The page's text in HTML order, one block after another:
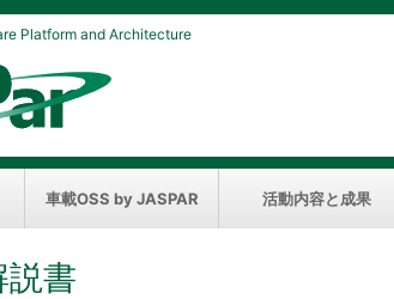
Platform and Architecture
車載OSS by JASPAR 活動内容と成果
書